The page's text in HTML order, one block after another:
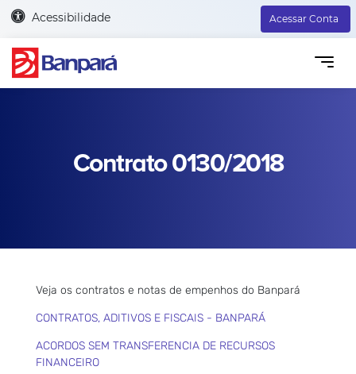
Acessibilidade Acessar Conta
Contrato 0130/2018
Veja os contratos e notas de empenhos do Banpará
CONTRATOS, ADITIVOS E FISCAIS - BANPARÁ
ACORDOS SEM TRANSFERENCIA DE RECURSOS
FINANCEIRO